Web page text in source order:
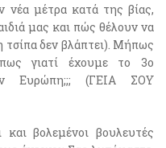
νέα μέτρα κατά της βίας,
μας και πώς θέλουν να
τσίπα δεν βλάπτει). Μήπως
γιατί έχουμε το 3ο
Ευρώπη;;; (ΓΕΙΑ ΣΟΥ
βολεμένοι βουλευτές